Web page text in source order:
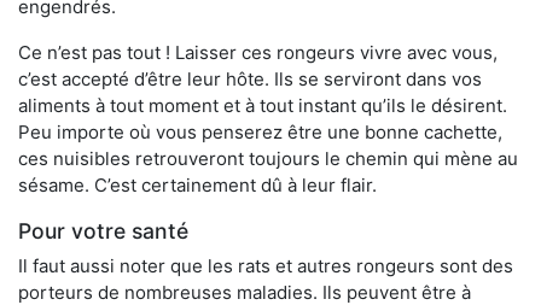
engendrés.
Ce n’est pas tout ! Laisser ces rongeurs vivre avec vous,
c’est accepté d’être leur hôte. Ils se serviront dans vos
aliments à tout moment et à tout instant qu’ils le désirent.
Peu importe où vous penserez être une bonne cachette,
ces nuisibles retrouveront toujours le chemin qui mène au
sésame. C’est certainement dû à leur flair.
Pour votre santé
Il faut aussi noter que les rats et autres rongeurs sont des
porteurs de nombreuses maladies. Ils peuvent être à